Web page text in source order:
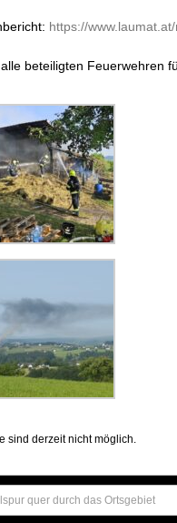
https://
beteiligten Feuerwehren
sind derzeit nicht möglich.
quer durch das Ortsgebiet